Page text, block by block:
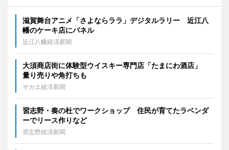
滋賀舞台アニメ「さよならララ」デジタルラリー 近江八
幡のケーキ店にパネル
近江八幡経済新聞
大須商店街に体験型ウイスキー専門店「たまにわ酒店」
量り売りや角打ちも
サカエ経済新聞
習志野・奏の杜でワークショップ 住民が育てたラベンダ
ーでリース作りなど
習志野経済新聞